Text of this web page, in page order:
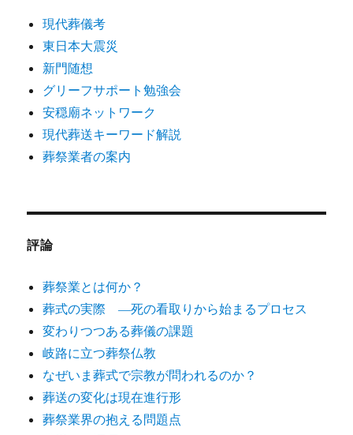
現代葬儀考
東日本大震災
新門随想
グリーフサポート勉強会
安穏廟ネットワーク
現代葬送キーワード解説
葬祭業者の案内
評論
葬祭業とは何か？
葬式の実際 ―死の看取りから始まるプロセス
変わりつつある葬儀の課題
岐路に立つ葬祭仏教
なぜいま葬式で宗教が問われるのか？
葬送の変化は現在進行形
葬祭業界の抱える問題点